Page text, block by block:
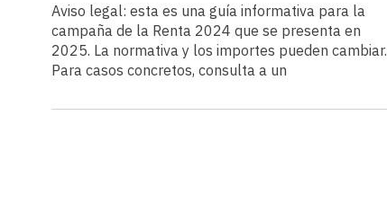
Aviso legal: esta es una guía informativa para la
campaña de la Renta 2024 que se presenta en
2025. La normativa y los importes pueden cambiar.
Para casos concretos, consulta a un